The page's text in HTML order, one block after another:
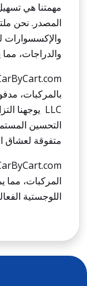
مهمتنا هي
المصدر. نحن
والإكسسوارات
والدراجات،
بالمركبات،
LLC يوجهنا
التحسين
متفوقة لعشاق
المركبات، مما
اللوجستية